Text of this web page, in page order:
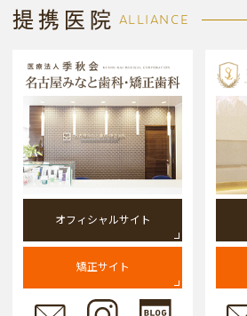
提携医院 ALLIANCE
オフィシャルサイト
矯正サイト